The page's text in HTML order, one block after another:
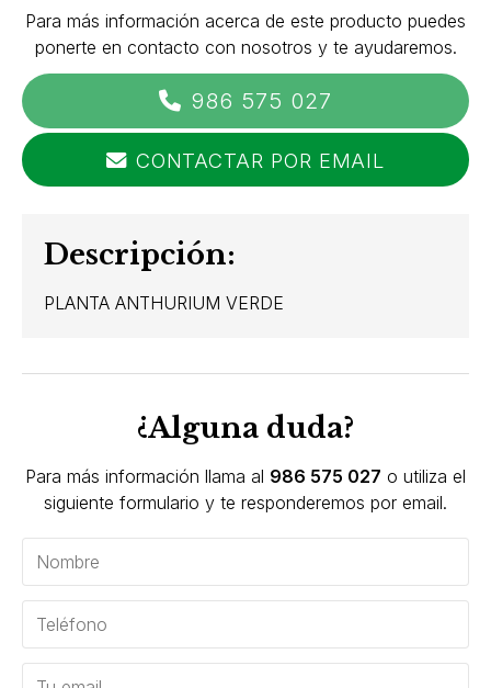
Para más información acerca de este producto puedes
ponerte en contacto con nosotros y te ayudaremos.
986 575 027
CONTACTAR POR EMAIL
Descripción:
PLANTA ANTHURIUM VERDE
¿Alguna duda?
Para más información llama al 986 575 027 o utiliza el
siguiente formulario y te responderemos por email.